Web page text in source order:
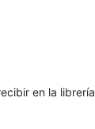
en la librería